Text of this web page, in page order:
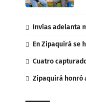
Invías adelanta
En Zipaquirá se
Cuatro
Zipaquirá honró